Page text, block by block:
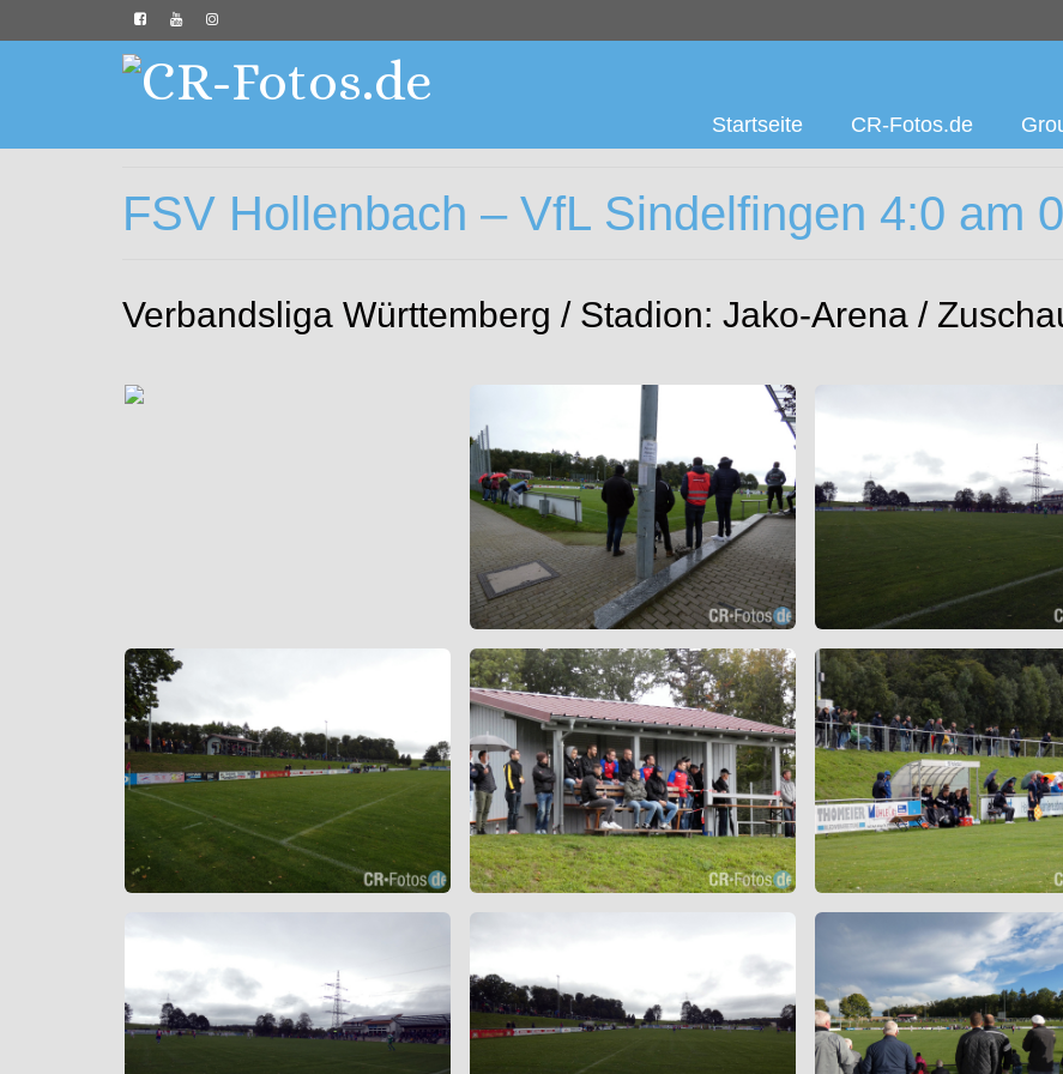
Startseite CR-Fotos.de
FSV Hollenbach – VfL Sindelfingen 4:0 am
Verbandsliga Württemberg / Stadion: Jako-Arena /